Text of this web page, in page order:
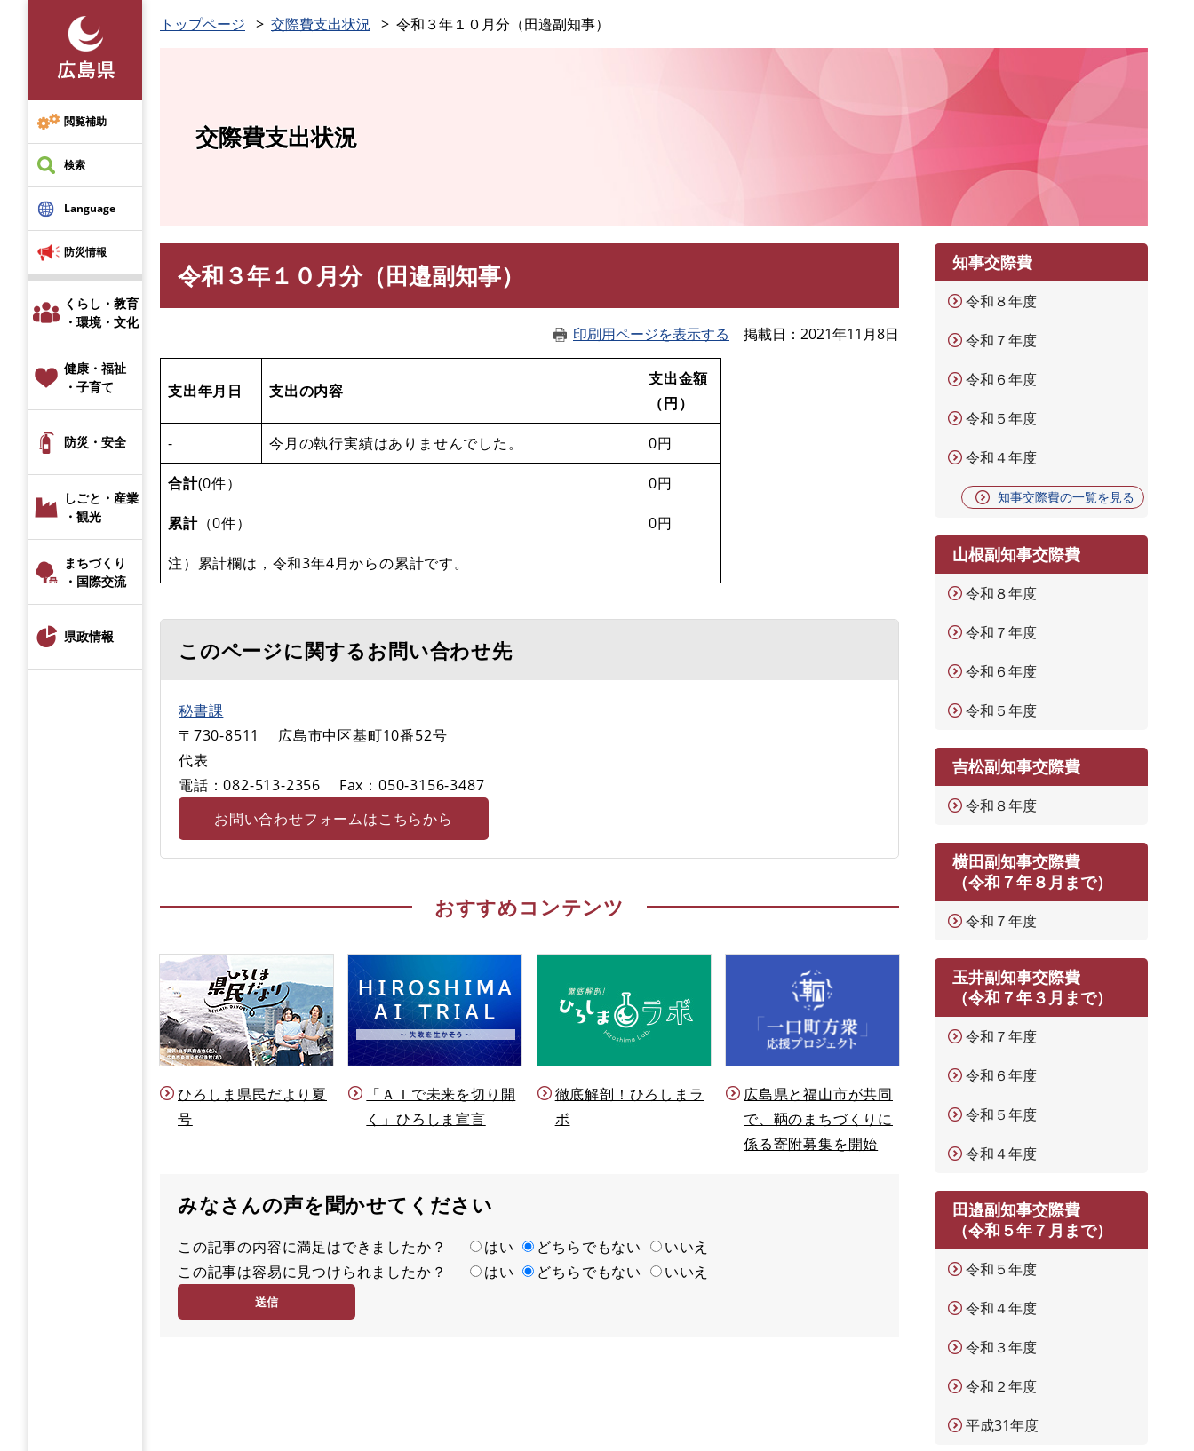
先
頭
で
す
閲覧補助
検索
Language
防災情報
くらし・教育
・環境・文化
健康・福祉
・子育て
防災・安全
しごと・産業
・観光
まちづくり
・国際交流
県政情報
トップページ 交際費支出状況 令和３年１０月分（田邉副知事）
交際費支出状況
令和３年１０月分（田邉副知事）
印刷用ページを表示する 掲載日 2021年11月8日
支出年月日 支出の内容
支出金額
（円）
- 今月の執行実績はありませんでした。 0円
合計(0件） 0円
累計（0件） 0円
注）累計欄は，令和3年4月からの累計です。
このページに関するお問い合わせ先
秘書課
〒730-8511
広島市中区基町10番52号
代表
電話：082-513-2356
Fax：050-3156-3487
お問い合わせフォームはこちらから
おすすめコンテンツ
ひろしま県民だより夏
号
「ＡＩで未来を切り開
く」ひろしま宣言
徹底解剖！ひろしまラ
ボ
広島県と福山市が共同
で、鞆のまちづくりに
係る寄附募集を開始
みなさんの声を聞かせてください
満
足
この記事の内容に満足はできましたか？ はい どちらでもない
いいえ
容
度
この記事は容易に見つけられましたか？ はい どちらでもない いいえ
知事交際費
令和８年度
令和７年度
令和６年度
令和５年度
令和４年度
知事交際費の一覧を見る
山根副知事交際費
令和８年度
令和７年度
令和６年度
令和５年度
吉松副知事交際費
令和８年度
横田副知事交際費
（令和７年８月まで）
令和７年度
玉井副知事交際費
（令和７年３月まで）
令和７年度
令和６年度
令和５年度
令和４年度
田邉副知事交際費
（令和５年７月まで）
令和５年度
令和４年度
令和３年度
令和２年度
平成31年度